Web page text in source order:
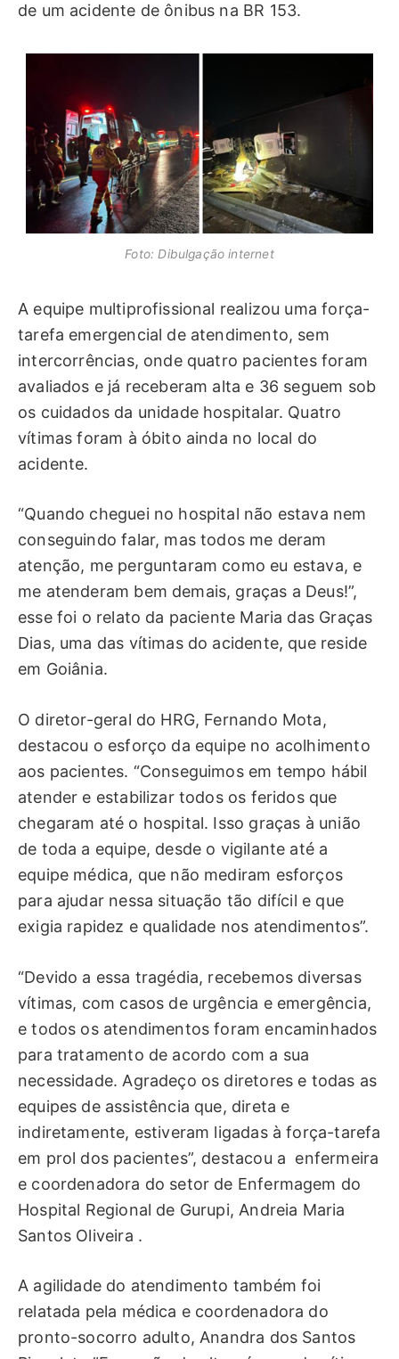
de um acidente de ônibus na BR 153.
Foto: Dibulgação internet
A equipe multiprofissional realizou uma força-
tarefa emergencial de atendimento, sem
intercorrências, onde quatro pacientes foram
avaliados e já receberam alta e 36 seguem sob
os cuidados da unidade hospitalar. Quatro
vítimas foram à óbito ainda no local do
acidente.
“Quando cheguei no hospital não estava nem
conseguindo falar, mas todos me deram
atenção, me perguntaram como eu estava, e
me atenderam bem demais, graças a Deus!”,
esse foi o relato da paciente Maria das Graças
Dias, uma das vítimas do acidente, que reside
em Goiânia.
O diretor-geral do HRG, Fernando Mota,
destacou o esforço da equipe no acolhimento
aos pacientes. “Conseguimos em tempo hábil
atender e estabilizar todos os feridos que
chegaram até o hospital. Isso graças à união
de toda a equipe, desde o vigilante até a
equipe médica, que não mediram esforços
para ajudar nessa situação tão difícil e que
exigia rapidez e qualidade nos atendimentos”.
“Devido a essa tragédia, recebemos diversas
vítimas, com casos de urgência e emergência,
e todos os atendimentos foram encaminhados
para tratamento de acordo com a sua
necessidade. Agradeço os diretores e todas as
equipes de assistência que, direta e
indiretamente, estiveram ligadas à força-tarefa
em prol dos pacientes”, destacou a enfermeira
e coordenadora do setor de Enfermagem do
Hospital Regional de Gurupi, Andreia Maria
Santos Oliveira .
A agilidade do atendimento também foi
relatada pela médica e coordenadora do
pronto-socorro adulto, Anandra dos Santos